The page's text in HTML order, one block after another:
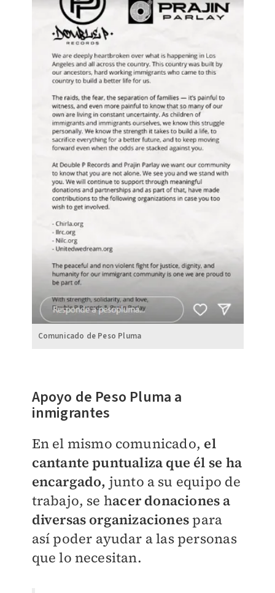
Comunicado de Peso Pluma
Apoyo de Peso Pluma a
inmigrantes
En el mismo comunicado, el
cantante puntualiza que él se ha
encargado, junto a su equipo de
trabajo, se hacer donaciones a
diversas organizaciones para
así poder ayudar a las personas
que lo necesitan.